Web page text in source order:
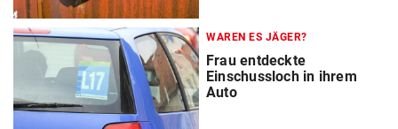
WAREN ES JÄGER?
Frau entdeckte
Einschussloch in ihrem
Auto